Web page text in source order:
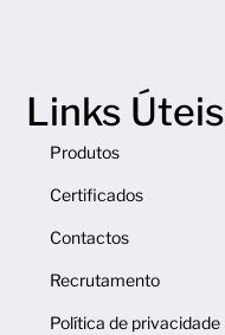
Links Úteis
Produtos
Certificados
Contactos
Recrutamento
Política de privacidade